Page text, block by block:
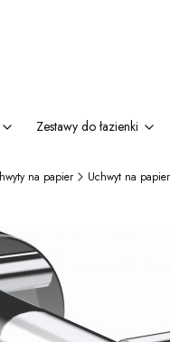
Zestawy do łazienki
na papier Uchwyt na